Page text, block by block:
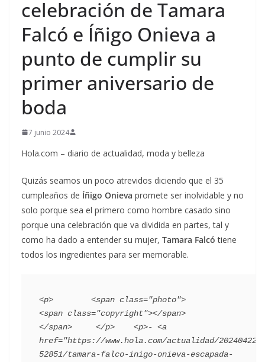
celebración de Tamara
Falcó e Íñigo Onieva a
punto de cumplir su
primer aniversario de
boda
7 junio 2024
Hola.com – diario de actualidad, moda y belleza
Quizás seamos un poco atrevidos diciendo que el 35
cumpleaños de Íñigo Onieva promete ser inolvidable y no
solo porque sea el primero como hombre casado sino
porque una celebración que va dividida en partes, tal y
como ha dado a entender su mujer, Tamara Falcó tiene
todos los ingredientes para ser memorable.
<p>        <span class="photo">
<span class="copyright"></span>
</span>     </p>    <p>- <a
href="https://www.hola.com/actualidad/202404222
52851/tamara-falco-inigo-onieva-escapada-